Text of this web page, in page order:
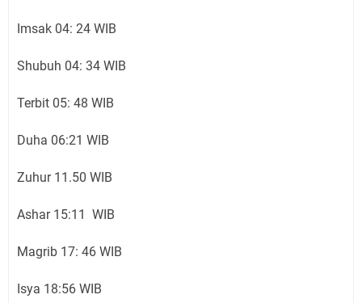
Imsak 04: 24 WIB
Shubuh 04: 34 WIB
Terbit 05: 48 WIB
Duha 06:21 WIB
Zuhur 11.50 WIB
Ashar 15:11 WIB
Magrib 17: 46 WIB
Isya 18:56 WIB